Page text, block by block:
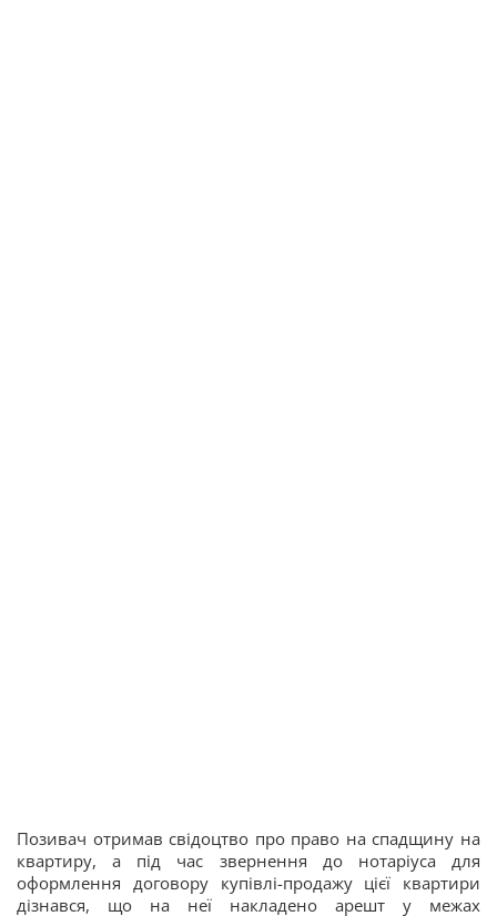
Позивач отримав свідоцтво про право на спадщину на
квартиру, а під час звернення до нотаріуса для
оформлення договору купівлі-продажу цієї квартири
дізнався, що на неї накладено арешт у межах